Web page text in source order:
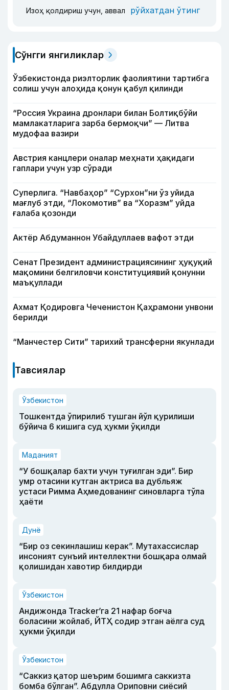
Изоҳ қолдириш учун, аввал рўйхатдан ўтинг
Сўнгги янгиликлар
Ўзбекистонда риэлторлик фаолиятини тартибга
солиш учун алоҳида қонун қабул қилинди
“Россия Украина дронлари билан Болтиқбўйи
мамлакатларига зарба бермоқчи” — Литва
мудофаа вазири
Австрия канцлери оналар меҳнати ҳақидаги
гаплари учун узр сўради
Суперлига. “Навбаҳор” “Сурхон”ни ўз уйида
мағлуб этди, “Локомотив” ва “Хоразм” уйда
ғалаба қозонди
Актёр Абду­маннон Убайдуллаев вафот этди
Сенат Президент администрациясининг ҳуқуқий
мақомини белгиловчи конституциявий қонунни
маъқуллади
Ахмат Қодировга Чеченистон Қаҳрамони унвони
берилди
“Манчестер Сити” тарихий трансферни якунлади
Тавсиялар
Ўзбекистон
Тошкентда ўпирилиб тушган йўл қурилиши
бўйича 6 кишига суд ҳукми ўқилди
Маданият
“У бошқалар бахти учун туғилган эди”. Бир
умр отасини кутган актриса ва дубльяж
устаси Римма Аҳмедованинг синовларга тўла
ҳаёти
Дунё
“Бир оз секинлашиш керак”. Мутахассислар
инсоният сунъий интеллектни бошқара олмай
қолишидан хавотир билдирди
Ўзбекистон
Андижонда Tracker’га 21 нафар боғча
боласини жойлаб, ЙТҲ содир этган аёлга суд
ҳукми ўқилди
Ўзбекистон
“Саккиз қатор шеърим бошимга саккизта
бомба бўлган”. Абдулла Ориповни сиёсий